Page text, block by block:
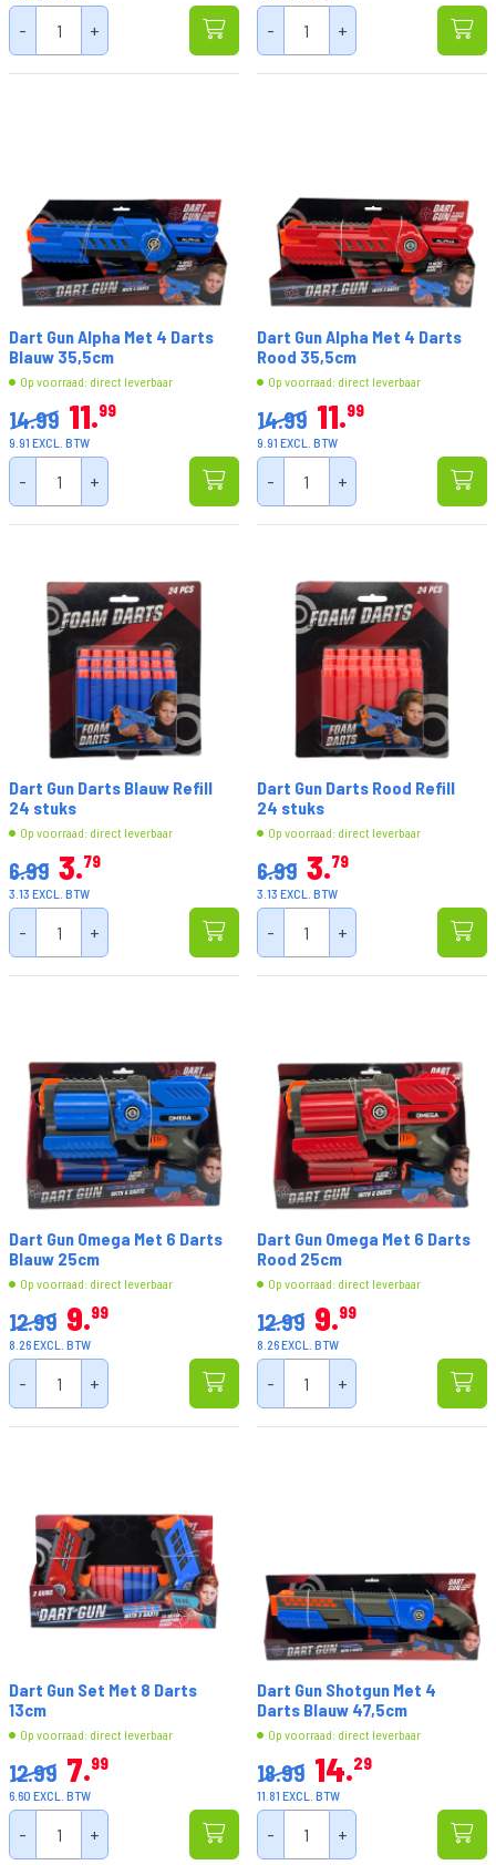
- + - +
Dart Gun Alpha Met 4 Darts
Blauw 35,5cm
Op voorraad: direct leverbaar
14.99 11 99
9.91 EXCL. BTW
- +
Dart Gun Alpha Met 4 Darts
Rood 35,5cm
Op voorraad: direct leverbaar
14.99 11 99
9.91 EXCL. BTW
- +
Dart Gun Darts Blauw Refill
24 stuks
Op voorraad: direct leverbaar
6.99 3 79
3.13 EXCL. BTW
- +
Dart Gun Darts Rood Refill
24 stuks
Op voorraad: direct leverbaar
6.99 3 79
3.13 EXCL. BTW
- +
Dart Gun Omega Met 6 Darts
Blauw 25cm
Op voorraad: direct leverbaar
12.99 9 99
8.26 EXCL. BTW
- +
Dart Gun Omega Met 6 Darts
Rood 25cm
Op voorraad: direct leverbaar
12.99 9 99
8.26 EXCL. BTW
- +
Dart Gun Set Met 8 Darts
13cm
Op voorraad: direct leverbaar
12.99 7 99
6.60 EXCL. BTW
- +
Dart Gun Shotgun Met 4
Darts Blauw 47,5cm
Op voorraad: direct leverbaar
18.99 14 29
11.81 EXCL. BTW
- +